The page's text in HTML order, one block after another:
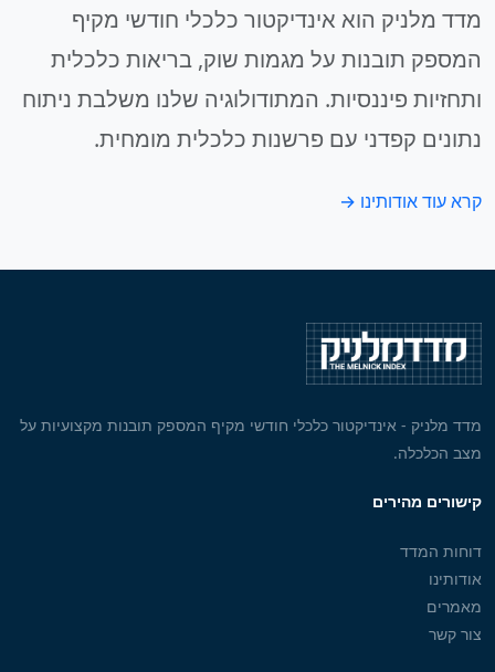
מדד מלניק הוא אינדיקטור כלכלי חודשי מקיף
המספק תובנות על מגמות שוק, בריאות כלכלית
ותחזיות פיננסיות. המתודולוגיה שלנו משלבת ניתוח
נתונים קפדני עם פרשנות כלכלית מומחית.
קרא עוד אודותינו →
מדד מלניק - אינדיקטור כלכלי חודשי מקיף המספק תובנות מקצועיות על
מצב הכלכלה.
קישורים מהירים
דוחות המדד
אודותינו
מאמרים
צור קשר